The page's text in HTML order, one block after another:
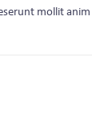
mollit